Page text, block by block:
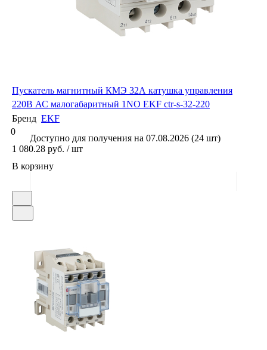
Пускатель магнитный КМЭ 32А катушка управления
220В АС малогабаритный 1NO EKF ctr-s-32-220
Бренд EKF
0
Доступно для получения на 07.08.2026 (24 шт)
1 080.28 руб. / шт
В корзину